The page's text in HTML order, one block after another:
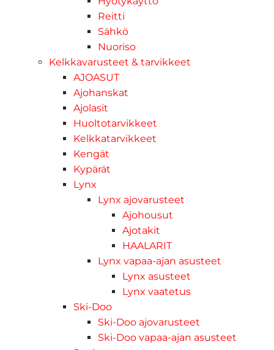
Reitti
Sähkö
Nuoriso
Kelkkavarusteet & tarvikkeet
AJOASUT
Ajohanskat
Ajolasit
Huoltotarvikkeet
Kelkkatarvikkeet
Kengät
Kypärät
Lynx
Lynx ajovarusteet
Ajohousut
Ajotakit
HAALARIT
Lynx vapaa-ajan asusteet
Lynx asusteet
Lynx vaatetus
Ski-Doo
Ski-Doo ajovarusteet
Ski-Doo vapaa-ajan asusteet